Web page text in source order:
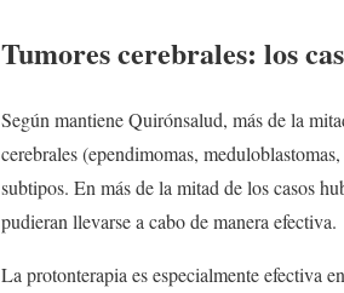
Tumores cerebrales: los
Según mantiene Quirónsalud, más de la
cerebrales (ependimomas,
subtipos. En más de la mitad de los casos
pudieran llevarse a cabo de manera efectiva.
La protonterapia es especialmente efectiva